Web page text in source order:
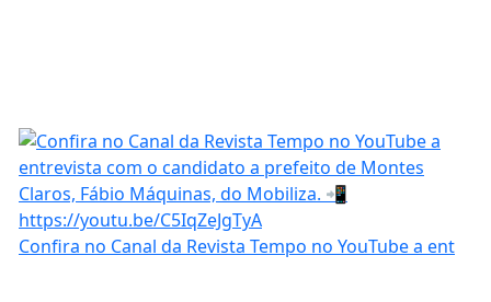
Confira no Canal da Revista Tempo no YouTube a ent